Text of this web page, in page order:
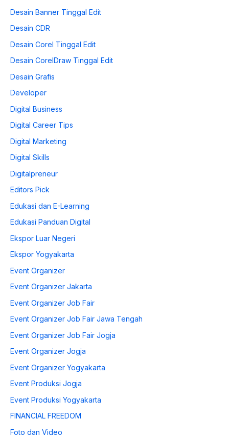
Desain Banner Tinggal Edit
Desain CDR
Desain Corel Tinggal Edit
Desain CorelDraw Tinggal Edit
Desain Grafis
Developer
Digital Business
Digital Career Tips
Digital Marketing
Digital Skills
Digitalpreneur
Editors Pick
Edukasi dan E-Learning
Edukasi Panduan Digital
Ekspor Luar Negeri
Ekspor Yogyakarta
Event Organizer
Event Organizer Jakarta
Event Organizer Job Fair
Event Organizer Job Fair Jawa Tengah
Event Organizer Job Fair Jogja
Event Organizer Jogja
Event Organizer Yogyakarta
Event Produksi Jogja
Event Produksi Yogyakarta
FINANCIAL FREEDOM
Foto dan Video